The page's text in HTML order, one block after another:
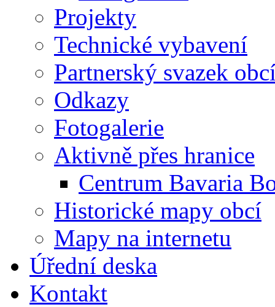
Projekty
Technické vybavení
Partnerský svazek
Odkazy
Fotogalerie
Aktivně přes hranice
Centrum Bavaria
Historické mapy obcí
Mapy na internetu
Úřední deska
Kontakt